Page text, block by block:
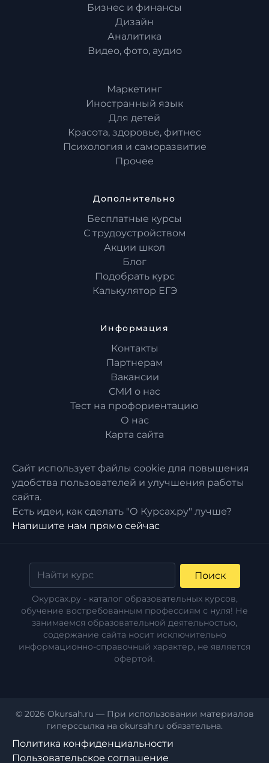
Бизнес и финансы
Дизайн
Аналитика
Видео, фото, аудио
Маркетинг
Иностранный язык
Для детей
Красота, здоровье, фитнес
Психология и саморазвитие
Прочее
Дополнительно
Бесплатные курсы
С трудоустройством
Акции школ
Блог
Подобрать курс
Калькулятор ЕГЭ
Информация
Контакты
Партнерам
Вакансии
СМИ о нас
Тест на профориентацию
О нас
Карта сайта
Сайт использует файлы cookie для повышения
удобства пользователей и улучшения работы
сайта.
Есть идеи, как сделать "О Курсах.ру" лучше?
Напишите нам прямо сейчас
Поиск
Окурсах.ру - каталог образовательных курсов,
обучение востребованным профессиям с нуля! Не
занимаемся образовательной деятельностью,
содержание сайта носит исключительно
информационно-справочный характер, не является
офертой.
© 2026 Okursah.ru — При использовании материалов
гиперссылка на okursah.ru обязательна.
Политика конфиденциальности
Пользовательское соглашение